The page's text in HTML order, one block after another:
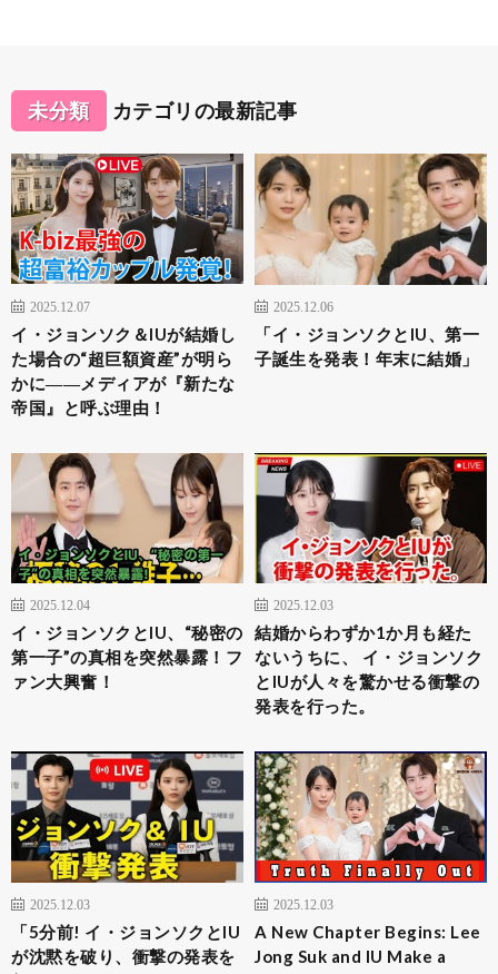
未分類 カテゴリの最新記事
2025.12.07
イ・ジョンソク＆IUが結婚し
た場合の“超巨額資産”が明ら
かに――メディアが『新たな
帝国』と呼ぶ理由！
2025.12.06
「イ・ジョンソクとIU、第一
子誕生を発表！年末に結婚」
2025.12.04
イ・ジョンソクとIU、“秘密の
第一子”の真相を突然暴露！フ
ァン大興奮！
2025.12.03
結婚からわずか1か月も経た
ないうちに、 イ・ジョンソク
とIUが人々を驚かせる衝撃の
発表を行った。
2025.12.03
「5分前! イ・ジョンソクとIU
が沈黙を破り、衝撃の発表を
2025.12.03
A New Chapter Begins: Lee
Jong Suk and IU Make a